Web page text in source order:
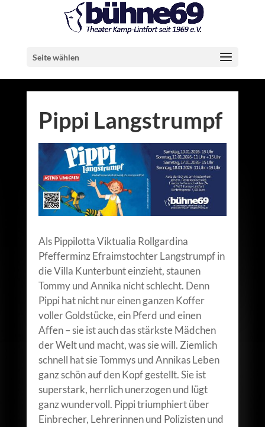
Seite wählen
Pippi Langstrumpf
Als Pippilotta Viktualia Rollgardina
Pfefferminz Efraimstochter Langstrumpf in
die Villa Kunterbunt einzieht, staunen
Tommy und Annika nicht schlecht. Denn
Pippi hat nicht nur einen ganzen Koffer
voller Goldstücke, ein Pferd und einen
Affen – sie ist auch das stärkste Mädchen
der Welt und macht, was sie will. Ziemlich
schnell hat sie Tommys und Annikas Leben
ganz schön auf den Kopf gestellt. Sie ist
superstark, herrlich unerzogen und lügt
ganz wundervoll. Pippi triumphiert über
Einbrecher, Lehrerinnen und Polizisten und